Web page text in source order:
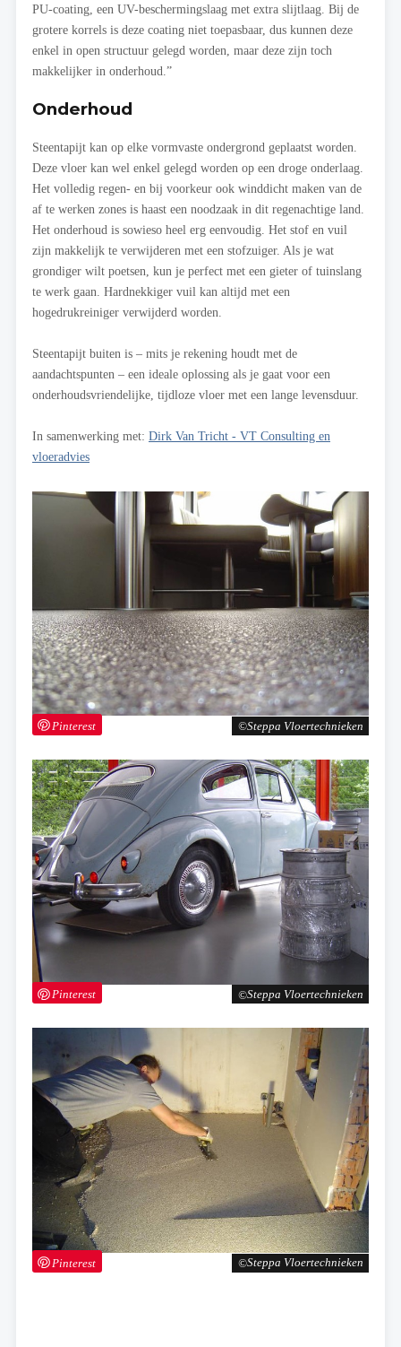
Steppa Vloertechnieken
Pinterest
Steppa Vloertechnieken
Pinterest
Steppa Vloertechnieken
Pinterest
PU-coating, een UV-beschermingslaag met extra slijtlaag. Bij de
grotere korrels is deze coating niet toepasbaar, dus kunnen deze
enkel in open structuur gelegd worden, maar deze zijn toch
makkelijker in onderhoud.”
Onderhoud
Steentapijt kan op elke vormvaste ondergrond geplaatst worden.
Deze vloer kan wel enkel gelegd worden op een droge onderlaag.
Het volledig regen- en bij voorkeur ook winddicht maken van de
af te werken zones is haast een noodzaak in dit regenachtige land.
Het onderhoud is sowieso heel erg eenvoudig. Het stof en vuil
zijn makkelijk te verwijderen met een stofzuiger. Als je wat
grondiger wilt poetsen, kun je perfect met een gieter of tuinslang
te werk gaan. Hardnekkiger vuil kan altijd met een
hogedrukreiniger verwijderd worden.
Steentapijt buiten is – mits je rekening houdt met de
aandachtspunten – een ideale oplossing als je gaat voor een
onderhoudsvriendelijke, tijdloze vloer met een lange levensduur.
In samenwerking met: Dirk Van Tricht - VT Consulting en
vloeradvies